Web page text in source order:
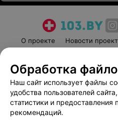
О проекте Новости
Пользовательское
Вакансии
Написать
Обработка
Наш сайт использует файлы
удобства пользователей
статистики и предоставления
рекомендаций.